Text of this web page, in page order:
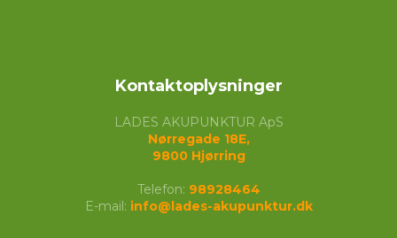
Kontaktoplysninger
LADES AKUPUNKTUR ApS
Nørregade 18E,
​9800 Hjørring
Telefon: 98928464
E-mail: info@lades-akupunktur.dk